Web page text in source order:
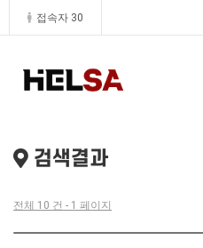
접속자 30
검색결과
전체 10 건 - 1 페이지